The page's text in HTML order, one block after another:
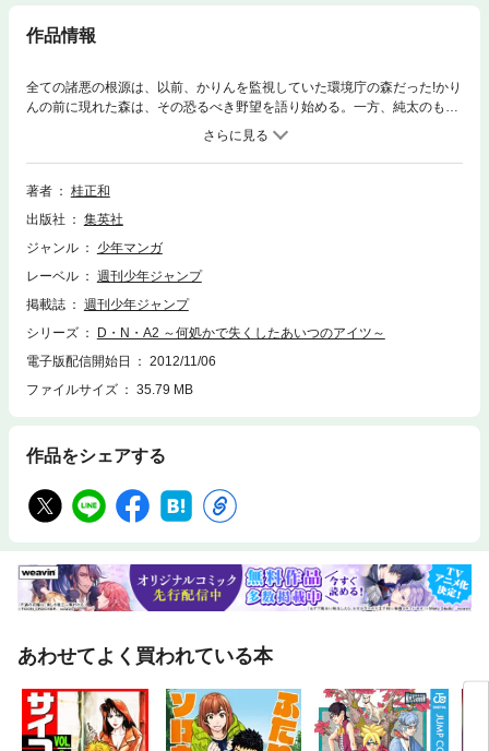
作品情報
全ての諸悪の根源は、以前、かりんを監視していた環境庁の森だった!かり
んの前に現れた森は、その恐るべき野望を語り始める。一方、純太のもと
には、純太の101番めの子･るららが現れ…!?
著者
桂正和
出版社
集英社
ジャンル
少年マンガ
レーベル
週刊少年ジャンプ
掲載誌
週刊少年ジャンプ
シリーズ
D・N・A2 ～何処かで失くしたあいつのアイツ～
電子版配信開始日
2012/11/06
ファイルサイズ
35.79 MB
作品をシェアする
あわせてよく買われている本